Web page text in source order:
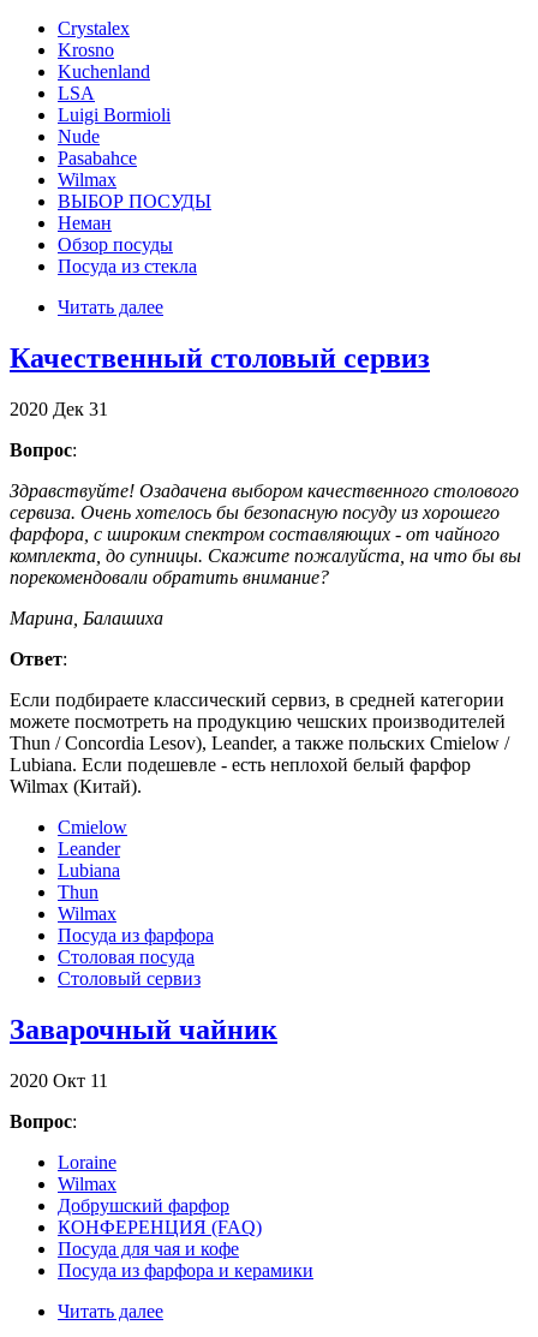
Crystalex
Krosno
Kuchenland
LSA
Luigi Bormioli
Nude
Pasabahce
Wilmax
ВЫБОР ПОСУДЫ
Неман
Обзор посуды
Посуда из стекла
Читать далее
Качественный столовый сервиз
2020 Дек 31
Вопрос:
Здравствуйте! Озадачена выбором качественного столового
сервиза. Очень хотелось бы безопасную посуду из хорошего
фарфора, с широким спектром составляющих - от чайного
комплекта, до супницы. Скажите пожалуйста, на что бы вы
порекомендовали обратить внимание?
Марина, Балашиха
Ответ:
Если подбираете классический сервиз, в средней категории
можете посмотреть на продукцию чешских производителей
Thun / Concordia Lesov), Leander, а также польских Cmielow /
Lubiana. Если подешевле - есть неплохой белый фарфор
Wilmax (Китай).
Cmielow
Leander
Lubiana
Thun
Wilmax
Посуда из фарфора
Столовая посуда
Столовый сервиз
Заварочный чайник
2020 Окт 11
Вопрос:
Loraine
Wilmax
Добрушский фарфор
КОНФЕРЕНЦИЯ (FAQ)
Посуда для чая и кофе
Посуда из фарфора и керамики
Читать далее